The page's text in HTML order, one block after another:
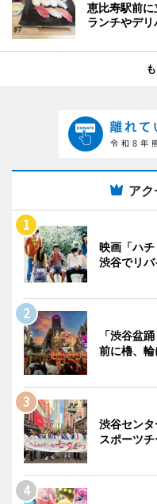
恵比寿駅前
ランチやデリ
ア
映画「ハチ
渋谷でリ
「渋谷盆
前に櫓、輪
渋谷セン
スポーツ